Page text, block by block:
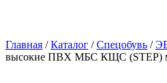
Главная / Каталог / Спецобувь /
высокие ПВХ МБС КЩС (STEP)